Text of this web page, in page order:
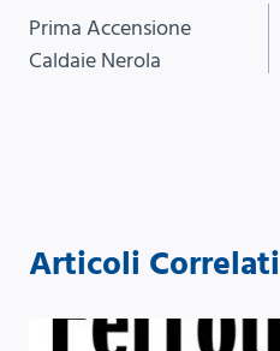
articoli
Prima Accensione
Caldaie Nerola
Articoli Correlati